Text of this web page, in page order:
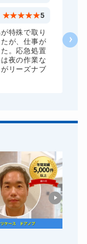
11,000円～(税込)
★★★★★5
特殊で取り
が、仕事が
。応急処置
夜の作業な
リーズナブ